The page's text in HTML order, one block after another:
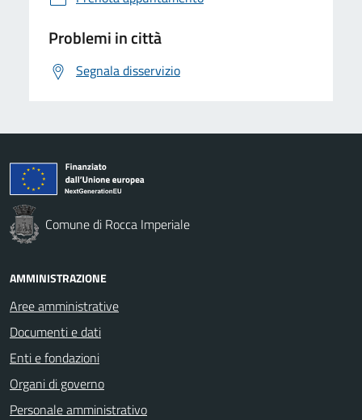
Problemi in città
Segnala disservizio
Comune di Rocca Imperiale
AMMINISTRAZIONE
Aree amministrative
Documenti e dati
Enti e fondazioni
Organi di governo
Personale amministrativo